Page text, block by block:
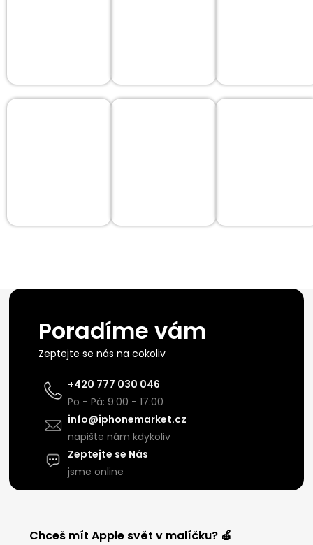
Poradíme vám
Zeptejte se nás na cokoliv
+420 777 030 046
Po - Pá: 9:00 - 17:00
info@iphonemarket.cz
napište nám kdykoliv
Zeptejte se Nás
jsme online
Chceš mít Apple svět v malíčku? 🍏